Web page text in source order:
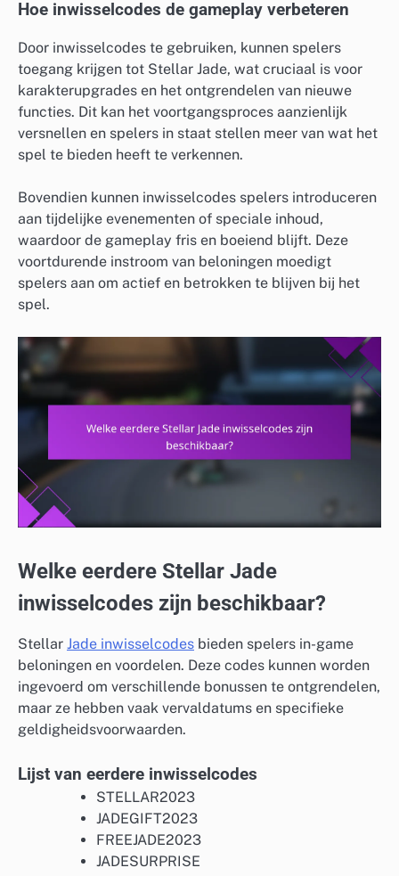
Hoe inwisselcodes de gameplay verbeteren
Door inwisselcodes te gebruiken, kunnen spelers
toegang krijgen tot Stellar Jade, wat cruciaal is voor
karakterupgrades en het ontgrendelen van nieuwe
functies. Dit kan het voortgangsproces aanzienlijk
versnellen en spelers in staat stellen meer van wat het
spel te bieden heeft te verkennen.
Bovendien kunnen inwisselcodes spelers introduceren
aan tijdelijke evenementen of speciale inhoud,
waardoor de gameplay fris en boeiend blijft. Deze
voortdurende instroom van beloningen moedigt
spelers aan om actief en betrokken te blijven bij het
spel.
Welke eerdere Stellar Jade
inwisselcodes zijn beschikbaar?
Stellar Jade inwisselcodes bieden spelers in-game
beloningen en voordelen. Deze codes kunnen worden
ingevoerd om verschillende bonussen te ontgrendelen,
maar ze hebben vaak vervaldatums en specifieke
geldigheidsvoorwaarden.
Lijst van eerdere inwisselcodes
STELLAR2023
JADEGIFT2023
FREEJADE2023
JADESURPRISE